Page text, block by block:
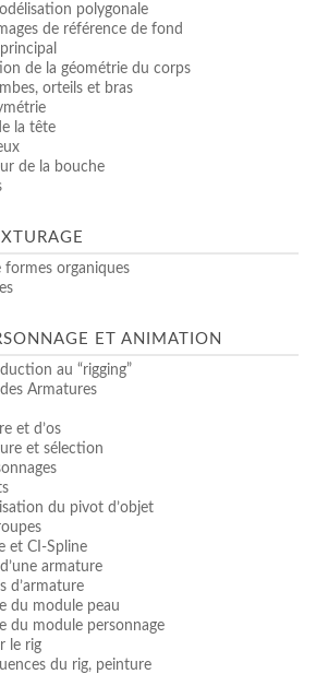
polygonale
de référence de fond
de la géométrie du corps
orteils et bras
la tête
de la bouche
formes organiques
ET ANIMATION
au “rigging”
Armatures
et d’os
et sélection
du pivot d’objet
et CI-Spline
armature
d’armature
du module peau
du module personnage
le rig
du rig, peinture